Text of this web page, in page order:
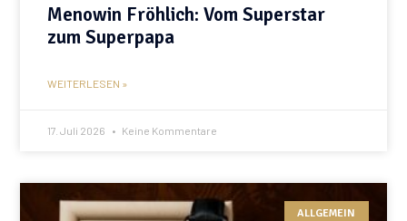
Menowin Fröhlich: Vom Superstar
zum Superpapa
WEITERLESEN »
17. Juli 2026 Keine Kommentare
ALLGEMEIN